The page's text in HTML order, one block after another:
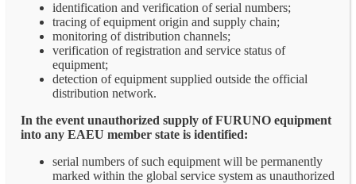
identification and verification of serial numbers;
tracing of equipment origin and supply chain;
monitoring of distribution channels;
verification of registration and service status of
equipment;
detection of equipment supplied outside the official
distribution network.
In the event unauthorized supply of FURUNO equipment
into any EAEU member state is identified:
serial numbers of such equipment will be permanently
marked within the global service system as unauthorized